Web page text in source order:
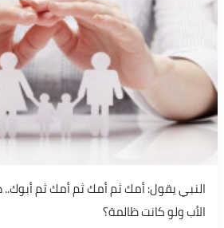
النبي يقول: أمك ثم أمك ثم أمك ثم
الأب ولو كانت ظالمة؟